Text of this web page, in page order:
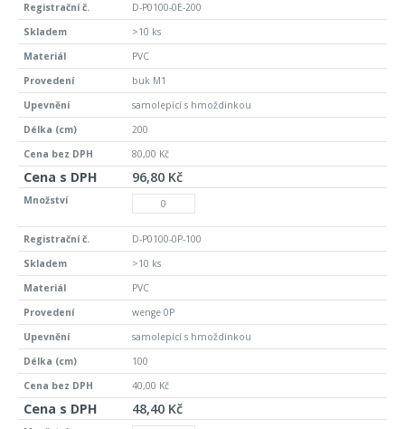
D-P0100-0E-200
>10 ks
PVC
buk M1
samolepící s hmoždinkou
200
80,00 Kč
96,80 Kč
D-P0100-0P-100
>10 ks
PVC
wenge 0P
samolepící s hmoždinkou
100
40,00 Kč
48,40 Kč